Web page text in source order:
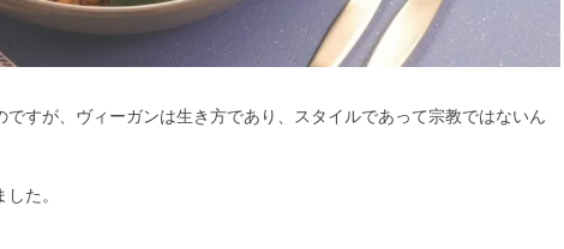
ですが、ヴィーガンは生き方であり、スタイルであって宗教ではないん
た。